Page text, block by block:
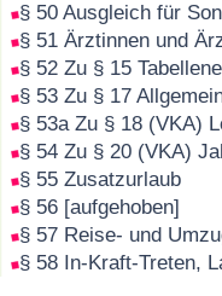
§ 50 Ausgleich für
§ 51 Ärztinnen und
§ 52 Zu § 15
§ 53 Zu § 17
§ 53a Zu § 18 (VKA)
§ 54 Zu § 20 (VKA)
§ 55 Zusatzurlaub
§ 56 [aufgehoben]
§ 57 Reise- und
§ 58 In-Kraft-Treten,